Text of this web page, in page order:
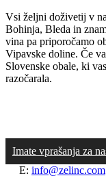
Vsi željni doživetij v
Bohinja, Bleda in
vina pa priporočamo
Vipavske doline. Če
Slovenske obale, ki
razočarala.
Imate vprašanja za
E: info@zelinc.com